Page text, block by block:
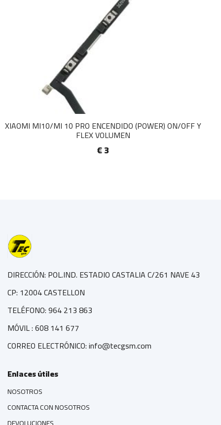
XIAOMI MI10/MI 10 PRO ENCENDIDO (POWER) ON/OFF Y
FLEX VOLUMEN
€ 3
DIRECCIÓN: POL.IND. ESTADIO CASTALIA C/261 NAVE 43
CP: 12004 CASTELLON
TELÉFONO: 964 213 863
MÓVIL : 608 141 677
CORREO ELECTRÓNICO: info@tecgsm.com
Enlaces útiles
NOSOTROS
CONTACTA CON NOSOTROS